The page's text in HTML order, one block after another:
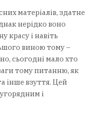
матеріалів, здатне
нерідко воно
красу і навіть
виною тому –
сьогодні мало хто
тому питанню, як
інше взуття. Цей
і